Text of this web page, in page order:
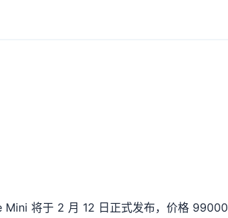
Mini 将于 2 月 12 日正式发布，价格 99000